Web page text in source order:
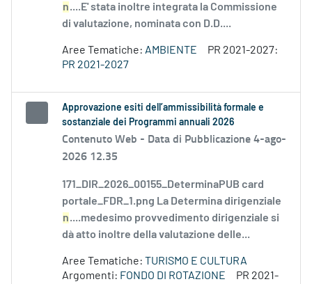
n....E' stata inoltre integrata la Commissione
di valutazione, nominata con D.D....
Aree Tematiche: AMBIENTE
PR 2021-2027:
PR 2021-2027
Approvazione esiti dell’ammissibilità formale e
sostanziale dei Programmi annuali 2026
Contenuto Web - Data di Pubblicazione 4-ago-
2026 12.35
171_DIR_2026_00155_DeterminaPUB card
portale_FDR_1.png La Determina dirigenziale
n....medesimo provvedimento dirigenziale si
dà atto inoltre della valutazione delle...
Aree Tematiche: TURISMO E CULTURA
Argomenti: FONDO DI ROTAZIONE
PR 2021-